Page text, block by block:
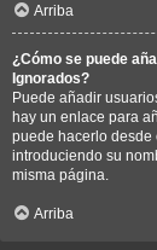
Arriba
¿Cómo se puede
Ignorados?
Puede añadir
hay un enlace para
puede hacerlo desde
introduciendo su
misma página.
Arriba